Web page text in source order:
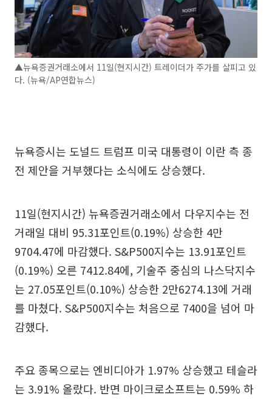
▲뉴욕증권거래소에서 11일(현지시간) 트레이더가 주가를 살피고 있
다. (뉴욕/AP연합뉴스)
뉴욕증시는 도널드 트럼프 미국 대통령이 이란 측 종
전 제안을 거부했다는 소식에도 상승했다.
11일(현지시간) 뉴욕증권거래소에서 다우지수는 전
거래일 대비 95.31포인트(0.19%) 상승한 4만
9704.47에 마감했다. S&P500지수는 13.91포인트
(0.19%) 오른 7412.84에, 기술주 중심의 나스닥지수
는 27.05포인트(0.10%) 상승한 2만6274.13에 거래
를 마쳤다. S&P500지수는 처음으로 7400을 넘어 마
감했다.
주요 종목으로는 엔비디아가 1.97% 상승했고 테슬라
는 3.91% 올랐다. 반면 마이크로소프트는 0.59% 하